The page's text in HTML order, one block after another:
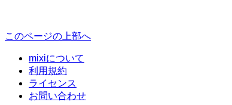
このページの上部へ
mixiについて
利用規約
ライセンス
お問い合わせ